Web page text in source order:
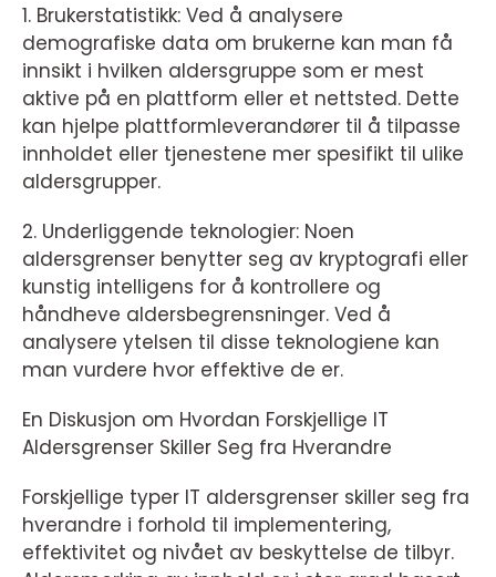
1. Brukerstatistikk: Ved å analysere
demografiske data om brukerne kan man få
innsikt i hvilken aldersgruppe som er mest
aktive på en plattform eller et nettsted. Dette
kan hjelpe plattformleverandører til å tilpasse
innholdet eller tjenestene mer spesifikt til ulike
aldersgrupper.
2. Underliggende teknologier: Noen
aldersgrenser benytter seg av kryptografi eller
kunstig intelligens for å kontrollere og
håndheve aldersbegrensninger. Ved å
analysere ytelsen til disse teknologiene kan
man vurdere hvor effektive de er.
En Diskusjon om Hvordan Forskjellige IT
Aldersgrenser Skiller Seg fra Hverandre
Forskjellige typer IT aldersgrenser skiller seg fra
hverandre i forhold til implementering,
effektivitet og nivået av beskyttelse de tilbyr.